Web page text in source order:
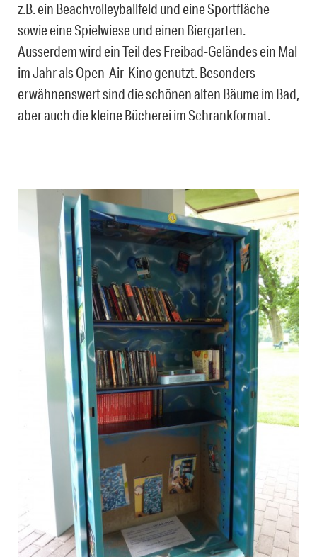
z.B. ein Beachvolleyballfeld und eine Sportfläche
sowie eine Spielwiese und einen Biergarten.
Ausserdem wird ein Teil des Freibad-Geländes ein Mal
im Jahr als Open-Air-Kino genutzt. Besonders
erwähnenswert sind die schönen alten Bäume im Bad,
aber auch die kleine Bücherei im Schrankformat.